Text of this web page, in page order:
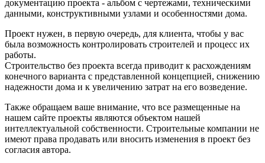
документацию проекта - альбом с чертежами, техническими
данными, конструктивными узлами и особенностями дома.
Проект нужен, в первую очередь, для клиента, чтобы у вас
была возможность контролировать строителей и процесс их
работы.
Строительство без проекта всегда приводит к расхождениям
конечного варианта с представленной концепцией, снижению
надежности дома и к увеличению затрат на его возведение.
Также обращаем ваше внимание, что все размещенные на
нашем сайте проекты являются объектом нашей
интеллектуальной собственности. Строительные компании не
имеют права продавать или вносить изменения в проект без
согласия автора.